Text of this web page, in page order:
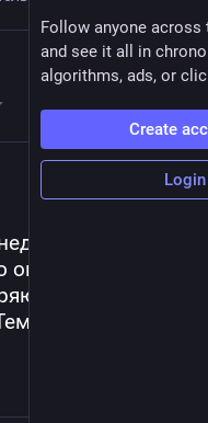
лежит с рус
очень крутая
нить). Но
более
Follow anyone across
and see it all in
algorithms, ads, or
Create
Login